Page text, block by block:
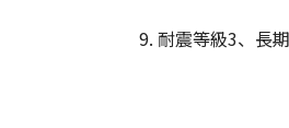
9. 耐震等級3、長